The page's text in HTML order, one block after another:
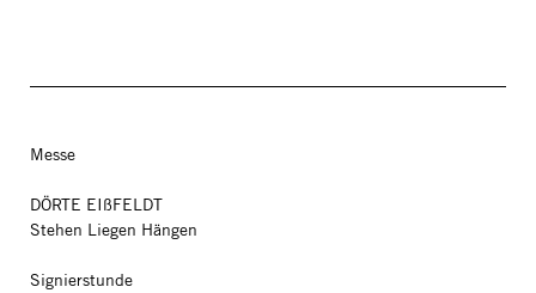
Messe
DÖRTE EIßFELDT
Stehen Liegen Hängen
Signierstunde